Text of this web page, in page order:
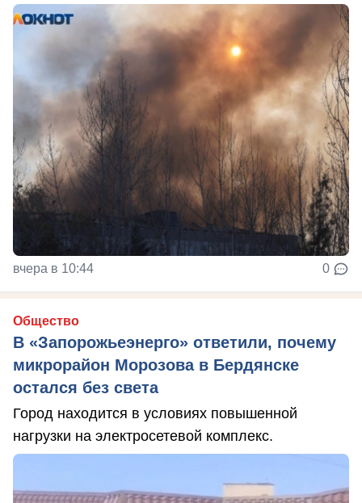
вчера в 10:44 0
Общество
В «Запорожьеэнерго» ответили, почему
микрорайон Морозова в Бердянске
остался без света
Город находится в условиях повышенной
нагрузки на электросетевой комплекс.